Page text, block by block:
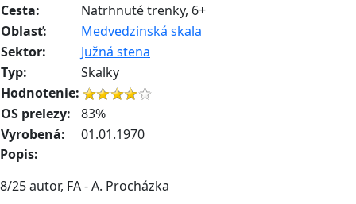
Cesta:
Natrhnuté trenky, 6+
Oblasť:
Medvedzinská skala
Sektor:
Južná stena
Typ:
Skalky
Hodnotenie:
OS prelezy:
83%
Vyrobená:
01.01.1970
Popis:
8/25 autor, FA - A. Procházka